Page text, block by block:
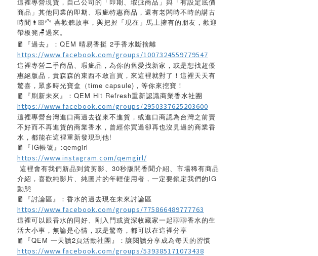
商品」其他同業的即期、瑕疵特惠商品，還有老闆時不時的講古
時間👨🏻‍🦳 喜歡聽故事，與把握「現在」馬上擁有的朋友，歡迎
帶板凳🪑過來。
🧧『過去』：QEM 晴易香挺 2手香水斷捨離
https://www.facebook.com/groups/1007324559779547
這裡專營二手商品、瑕疵品，為你的舊愛找新家，或是想找超優
惠絕版品，貴森森的東西不敢盲買，來這裡就對了！這裡天天有
驚喜，眾多時光寶盒（time capsule)，等你來挖寶！
🧧『刷新未來』：QEM Hit Refresh重新認識商業香水社團
https://www.facebook.com/groups/2950337625203600
這裡專營台灣進口商過去從來不進貨，或進口商認為台灣之前賣
不好而不再進貨的商業香水，曾經你買過卻再也沒見過的商業香
水，都能在這裡重新發現到他!
🧧『IG帳號』:qemgirl
https://www.instagram.com/qemgirl/
這裡會有我們新品到貨剪影、30秒版開香聞介紹、市場稀有商品
介紹，喜歡純影片、純圖片的年輕使用者，一定要鎖定我們的IG
動態
🧧『討論區』：香水的過去現在未來討論區
https://www.facebook.com/groups/775866489777763
這裡可以跟香水的同好、剛入門或資深收藏家一起聊聊香水的生
活大小事，無論是心情，或是驚奇，都可以在這裡分享
🧧『QEM 一天讀2頁活動社團』：讓閱讀分享成為每天的習慣
https://www.facebook.com/groups/539385171073438